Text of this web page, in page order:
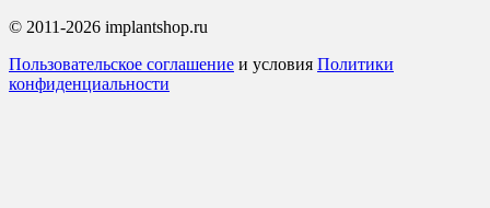
© 2011-2026 implantshop.ru
Пользовательское соглашение и условия Политики
конфиденциальности